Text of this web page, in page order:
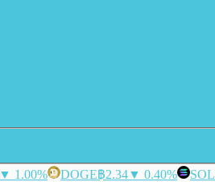
▼ 1.00% DOGE฿2.34▼ 0.40% SOL